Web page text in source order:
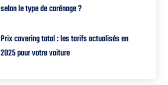
selon le type de carénage ?
Prix covering total : les tarifs actualisés en
2025 pour votre voiture